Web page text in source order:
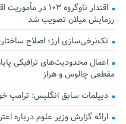
رزمایش میلان تصویب شد
تک‌نرخی‌سازی ارز؛ اصلاح
اعمال محدودیت‌های ترافیکی
مقطعی چالوس و هراز
دیپلمات سابق انگلیس:‌ ترامپ
ارائه گزارش وزیر علوم درباره